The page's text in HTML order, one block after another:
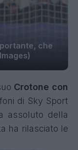
che
Crotone con
di Sky Sport
assoluto della
ha rilasciato le